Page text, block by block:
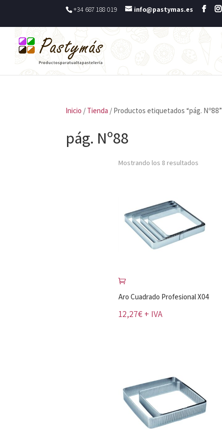
+34 687 188 019
info@pastymas.es
Inicio / Tienda / Productos etiquetados “pág. Nº88”
pág. Nº88
Mostrando los 8 resultados
Aro Cuadrado Profesional X04
12,27€ + IVA